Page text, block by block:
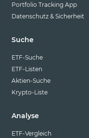
Portfolio Tracking App
Datenschutz & Sicherheit
Suche
ETF-Suche
ETF-Listen
Aktien-Suche
Krypto-Liste
Analyse
ETF-Vergleich